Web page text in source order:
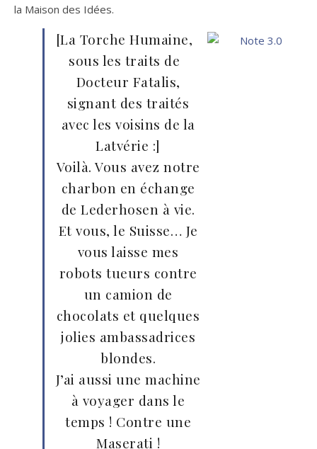
la Maison des Idées.
[La Torche Humaine,
sous les traits de
Docteur Fatalis,
signant des traités
avec les voisins de la
Latvérie :]
Voilà. Vous avez notre
charbon en échange
de Lederhosen à vie.
Et vous, le Suisse… Je
vous laisse mes
robots tueurs contre
un camion de
chocolats et quelques
jolies ambassadrices
blondes.
J’ai aussi une machine
à voyager dans le
temps ! Contre une
Maserati !